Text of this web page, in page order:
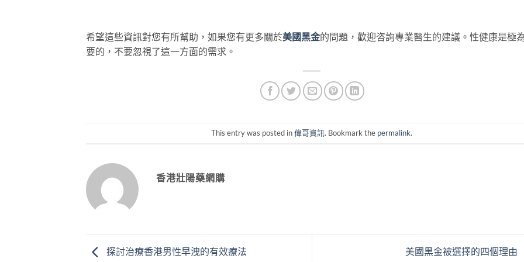
希望這些資訊對您有所幫助，如果您有更多關於美國黑金的問題，歡迎咨詢專業醫生的建議。性健康是極
要的，不要忽視了這一方面的需求。
This entry was posted in偉哥資訊. Bookmark the permalink.
香港壯陽藥網購
探討治療香港男性早洩的有效療法 美國黑金被選擇的四個理由